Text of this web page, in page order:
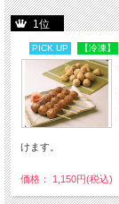
1位
PICK UP 【冷凍】
けます。
価格： 1,150円(税込)